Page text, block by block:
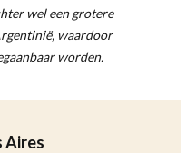
wel een grotere
waardoor
worden.
Aires